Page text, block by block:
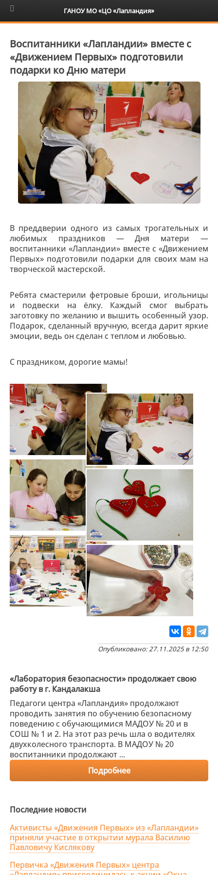
6+
Воспитанники «Лапландии» вместе с
«Движением Первых» подготовили
подарки ко Дню матери
В преддверии одного из самых трогательных и
любимых праздников —Дня матери —
воспитанники «Лапландии» вместе с «Движением
Первых» подготовили подарки для своих мам на
творческой мастерской.
Ребята смастерили фетровые броши, игольницы
и подвески на ёлку. Каждый смог выбрать
заготовку по желанию и вышить особенный узор.
Подарок, сделанный вручную, всегда дарит яркие
эмоции, ведь он сделан с теплом и любовью.
С праздником, дорогие мамы!
Опубликовано: 27.11.2025 в 12:50
«Лаборатория безопасности» продолжает свою
работу в г. Кандалакша
Педагоги центра «Лапландия» продолжают
проводить занятия по обучению безопасному
поведению с обучающимися МАДОУ № 20 и в
СОШ № 1 и 2. На этот раз речь шла о водителях
двухколесного транспорта. В МАДОУ № 20
воспитанники продолжают ...
Подробнее
Последние новости
Активисты «Движения Первых» из «Лапландии»
приняли участие в открытии мурала Василию
Павловичу Кислякову
Первичка «Движения Первых» центра
ГАНОУ МО «ЦО «Лапландия»